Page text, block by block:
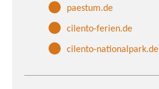
paestum.de
cilento-ferien.de
cilento-nationalpark.de